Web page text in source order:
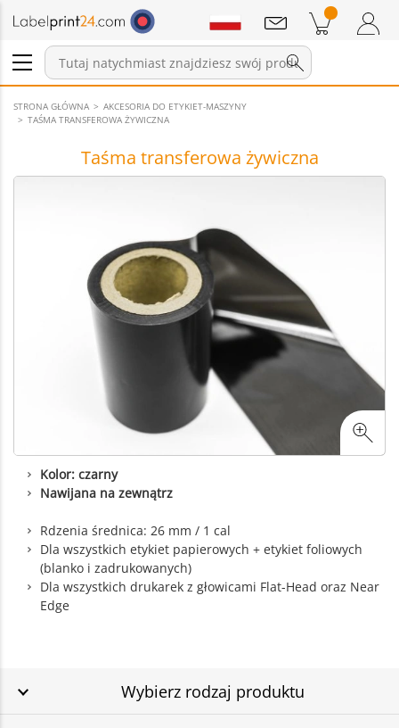
Zaloguj się / Zarejestruj
Pozycji w koszyku
Wiadomości
STRONA GŁÓWNA
AKCESORIA DO ETYKIET-MASZYNY
TAŚMA TRANSFEROWA ŻYWICZNA
Taśma transferowa żywiczna
Kolor: czarny
Nawijana na zewnątrz
Rdzenia średnica: 26 mm / 1 cal
Dla wszystkich etykiet papierowych + etykiet foliowych
(blanko i zadrukowanych)
Dla wszystkich drukarek z głowicami Flat-Head oraz Near
Edge
Wybierz rodzaj produktu